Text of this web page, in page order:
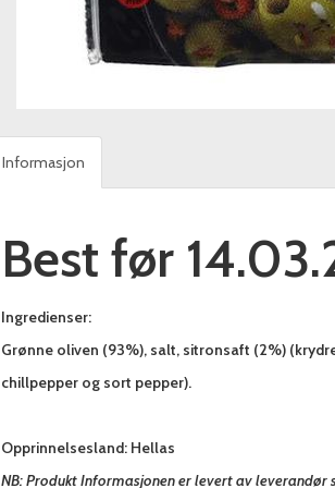
Informasjon
Best før
Ingredienser:
Grønne oliven (93%), salt, sitronsaft (2%)
chillpepper og sort pepper).
Opprinnelsesland: Hellas
NB: Produkt Informasjonen er levert av